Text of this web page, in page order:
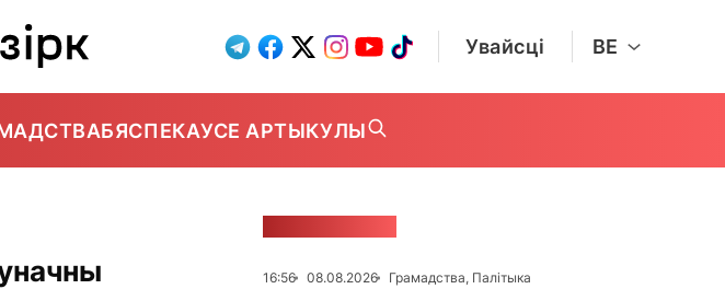
Увайсці BE
БЯСПЕКАУСЕ АРТЫКУЛЫ
16:56 08.08.2026
Грамадства, Палітыка